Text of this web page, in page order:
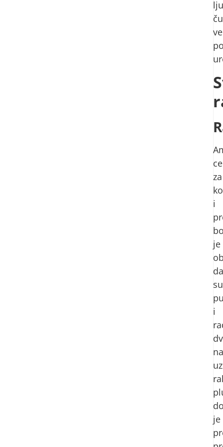
za
i
je
da
su
i
je